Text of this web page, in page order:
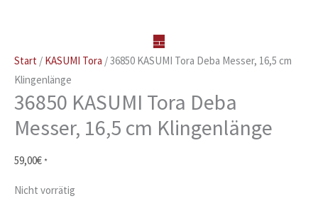
Start / KASUMI Tora / 36850 KASUMI Tora Deba Messer, 16,5 cm
Klingenlänge
36850 KASUMI Tora Deba
Messer, 16,5 cm Klingenlänge
59,00€ *
Nicht vorrätig